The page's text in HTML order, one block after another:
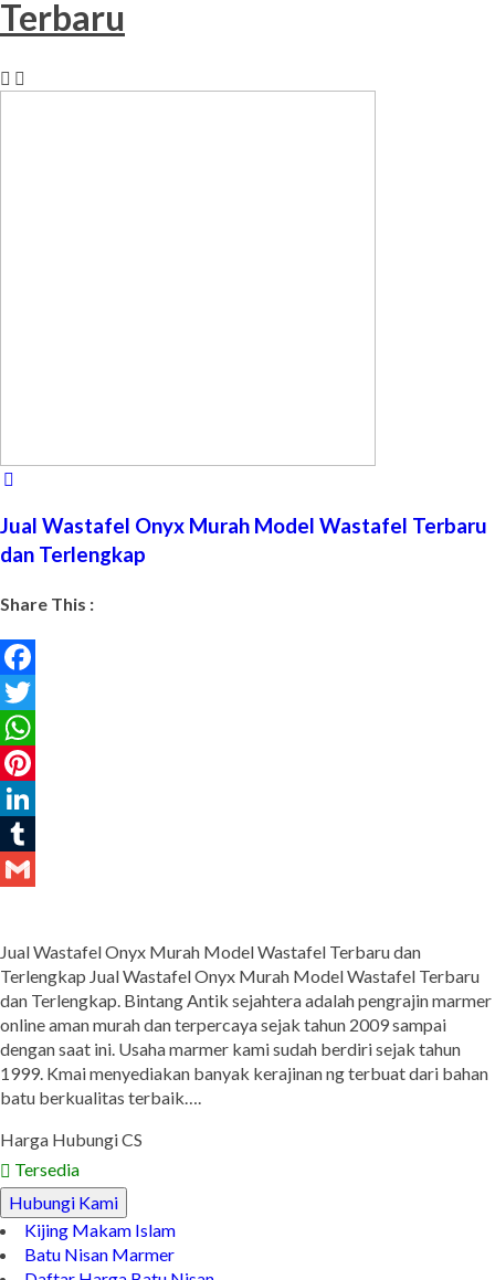
Terbaru
Jual Wastafel Onyx Murah Model Wastafel Terbaru
dan Terlengkap
Share This :
Facebook
Twitter
WhatsApp
Pinterest
LinkedIn
Tumblr
Jual Wastafel Onyx Murah Model Wastafel Terbaru dan
Terlengkap Jual Wastafel Onyx Murah Model Wastafel Terbaru
dan Terlengkap. Bintang Antik sejahtera adalah pengrajin marmer
online aman murah dan terpercaya sejak tahun 2009 sampai
dengan saat ini. Usaha marmer kami sudah berdiri sejak tahun
1999. Kmai menyediakan banyak kerajinan ng terbuat dari bahan
batu berkualitas terbaik….
Harga Hubungi CS
Tersedia
Hubungi Kami
Kijing Makam Islam
Batu Nisan Marmer